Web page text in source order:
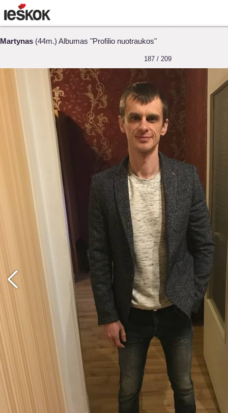
Martynas (44m.) Albumas "Profilio nuotraukos"
187 / 209